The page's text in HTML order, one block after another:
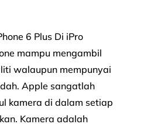
6 Plus Di iPro
mampu mengambil
walaupun mempunyai
Apple sangatlah
kamera di dalam setiap
Kamera adalah